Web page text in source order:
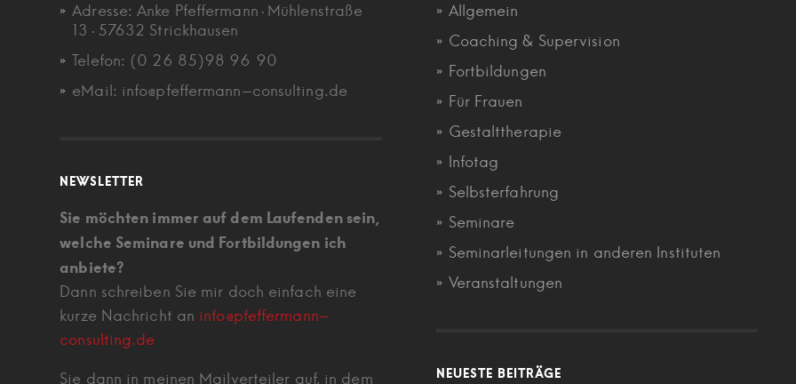
Adresse: Anke Pfeffermann · Mühlenstraße
13 · 57632 Strickhausen
Telefon: (0 26 85)98 96 90
eMail: info@pfeffermann-consulting.de
NEWSLETTER
Sie möchten immer auf dem Laufenden sein,
welche Seminare und Fortbildungen ich
anbiete?
Dann schreiben Sie mir doch einfach eine
kurze Nachricht an info@pfeffermann-
consulting.de
Sie dann in meinen Mailverteiler auf, in dem
Allgemein
Coaching & Supervision
Fortbildungen
Für Frauen
Gestalttherapie
Infotag
Selbsterfahrung
Seminare
Seminarleitungen in anderen Instituten
Veranstaltungen
NEUESTE BEITRÄGE